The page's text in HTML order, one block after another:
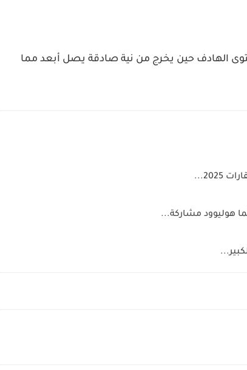
الهادف حين يخرج من نية صادقة يصل أبعد مما
هوليوود مشاركة...